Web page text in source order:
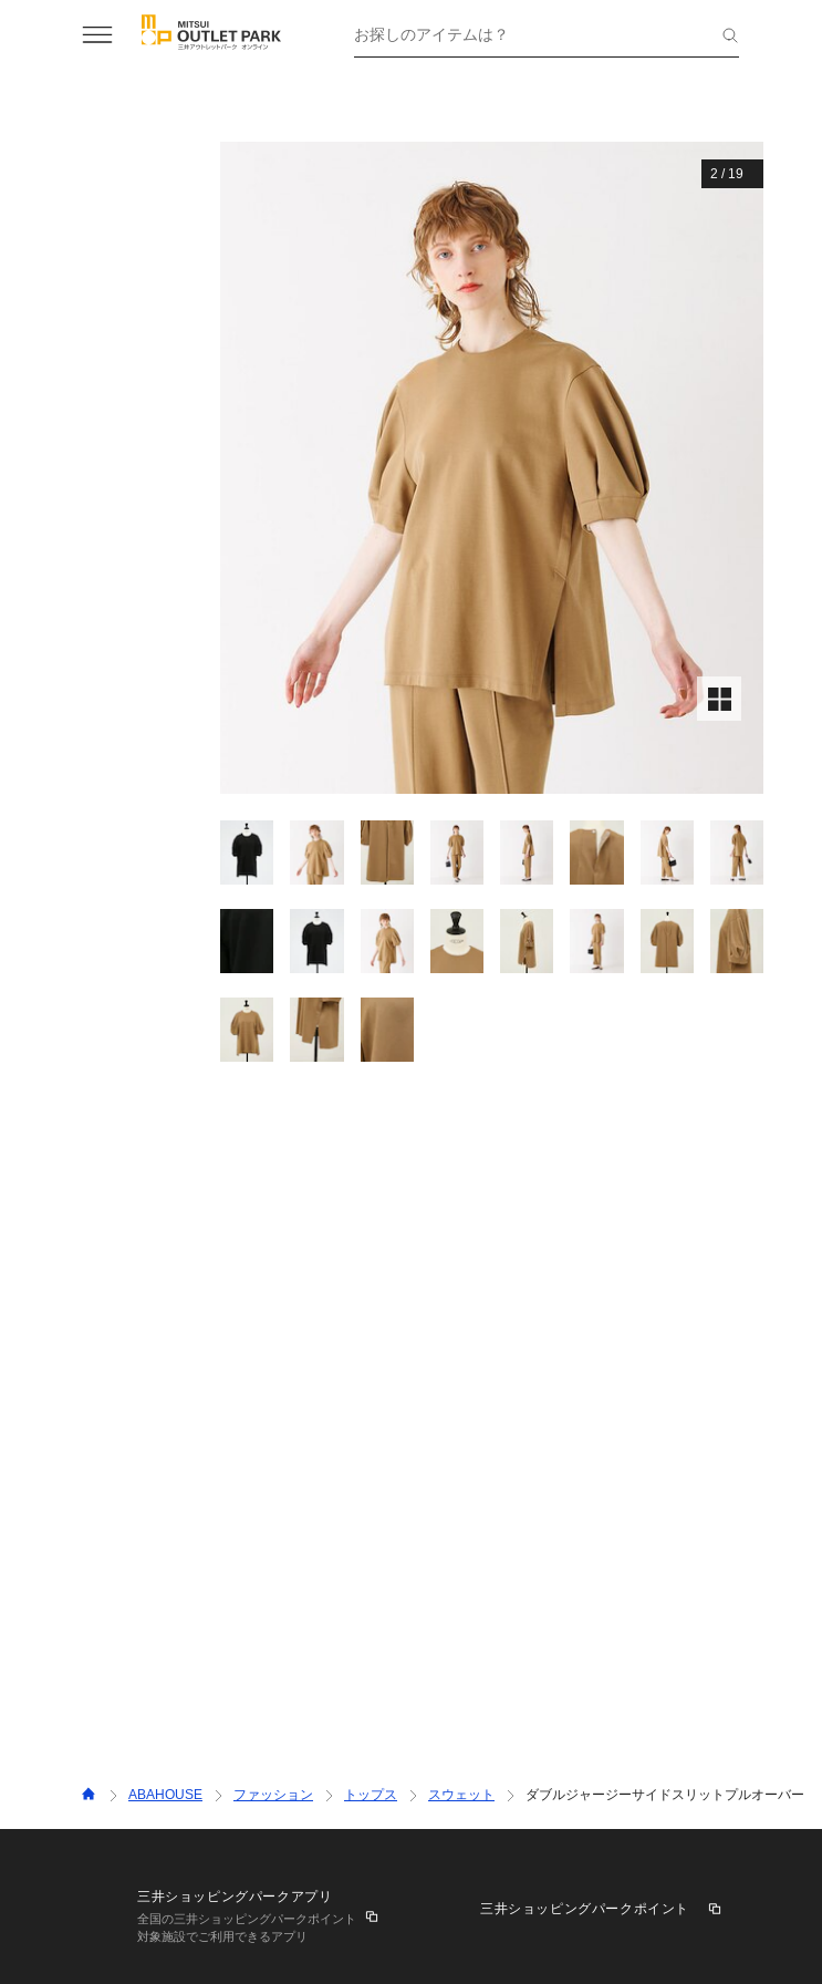
お探しのアイテムは？
2 / 19
ABAHOUSE ファッション トップス スウェット ダブルジャージーサイドスリットプルオーバー
三井ショッピングパークアプリ
全国の三井ショッピングパークポイント
対象施設でご利用できるアプリ
三井ショッピングパークポイント